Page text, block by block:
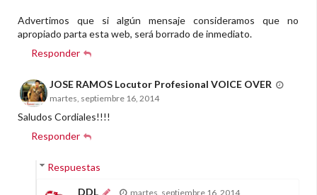
Advertimos que si algún mensaje consideramos que no
apropiado parta esta web, será borrado de inmediato.
Responder
JOSE RAMOS Locutor Profesional VOICE OVER
martes, septiembre 16, 2014
Saludos Cordiales!!!!
Responder
Respuestas
DDL martes, septiembre 16, 2014